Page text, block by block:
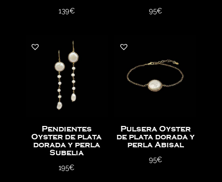
139€ 95€
Pendientes
Oyster de plata
dorada y perla
Subelia
195€
Pulsera Oyster
de plata dorada y
perla Abisal
95€